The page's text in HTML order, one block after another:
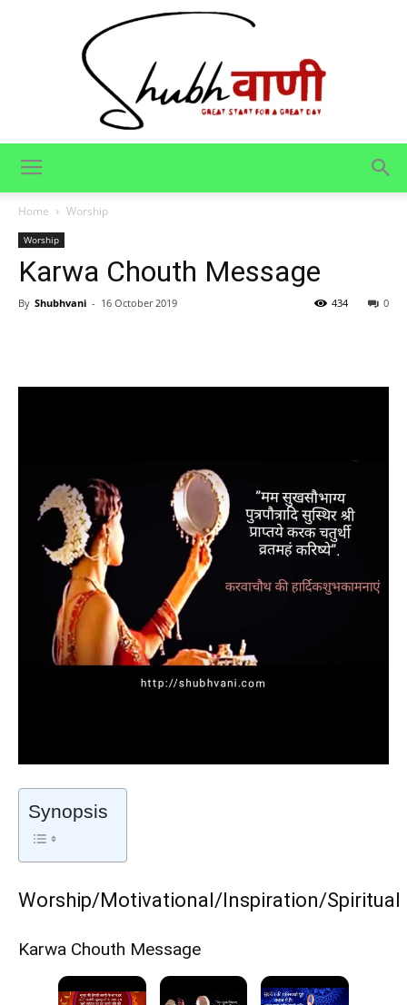
Home Worship
Worship
Karwa Chouth Message
By Shubhvani - 16 October 2019 0
434
Synopsis
Worship/Motivational/Inspiration/Spiritual
Karwa Chouth Message